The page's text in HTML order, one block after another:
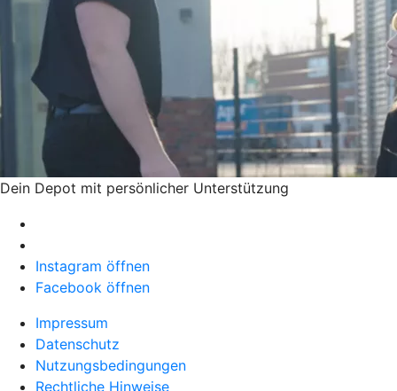
Dein Depot mit persönlicher Unterstützung
Instagram öffnen
Facebook öffnen
Impressum
Datenschutz
Nutzungsbedingungen
Rechtliche Hinweise